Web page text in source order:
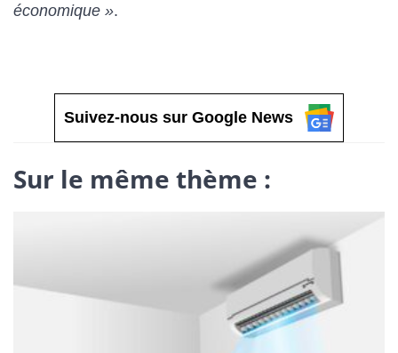
économique ».
Suivez-nous sur Google News
Sur le même thème :